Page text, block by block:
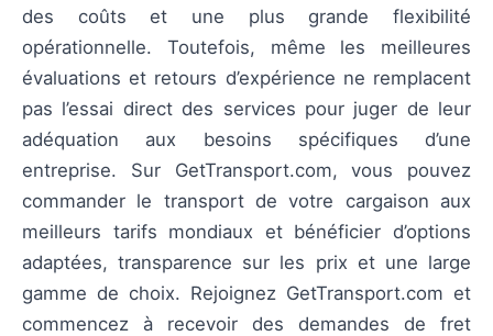
des coûts et une plus grande flexibilité
opérationnelle. Toutefois, même les meilleures
évaluations et retours d’expérience ne remplacent
pas l’essai direct des services pour juger de leur
adéquation aux besoins spécifiques d’une
entreprise. Sur GetTransport.com, vous pouvez
commander le transport de votre cargaison aux
meilleurs tarifs mondiaux et bénéficier d’options
adaptées, transparence sur les prix et une large
gamme de choix. Rejoignez GetTransport.com et
commencez à recevoir des demandes de fret